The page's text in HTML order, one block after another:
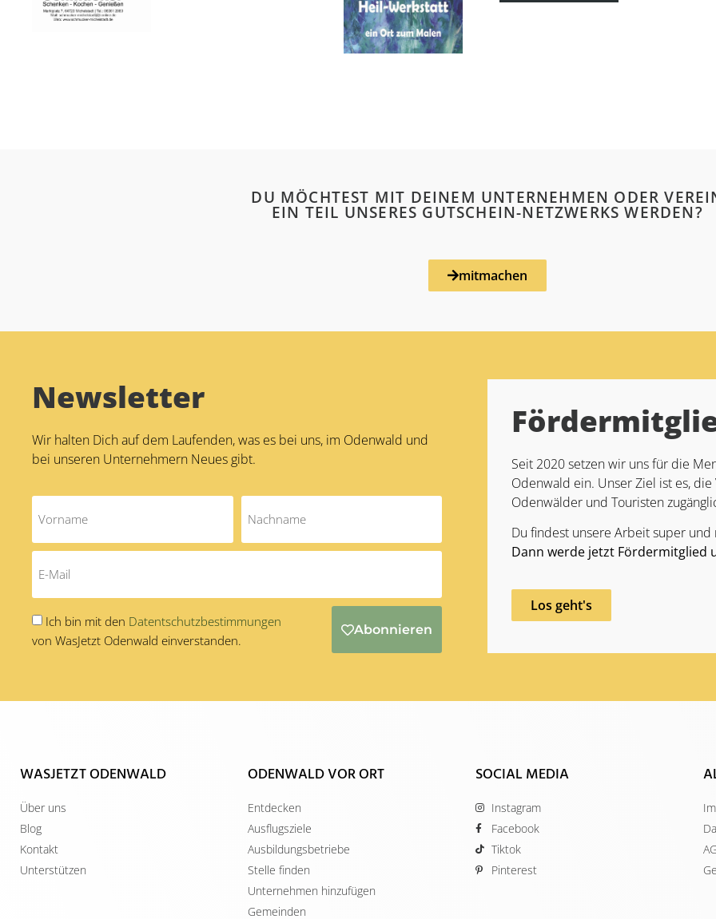
DU MÖCHTEST MIT DEINEM UNTERNEHMEN ODER
EIN TEIL UNSERES GUTSCHEIN-NETZWERKS WERDEN?
mitmachen
Newsletter
Wir halten Dich auf dem Laufenden, was es bei uns, im Odenwald und
bei unseren Unternehmern Neues gibt.
Ich bin mit den Datentschutzbestimmungen
von WasJetzt Odenwald einverstanden.
Abonnieren
Seit 2020 setzen wir uns für die
Odenwald ein. Unser Ziel ist es,
Odenwälder und Touristen
Du findest unsere Arbeit super
Dann werde jetzt Fördermitglied
Los geht's
WASJETZT ODENWALD
Über uns
Blog
Kontakt
Unterstützen
ODENWALD VOR ORT
Entdecken
Ausflugsziele
Ausbildungsbetriebe
Stelle finden
Unternehmen hinzufügen
Gemeinden
SOCIAL MEDIA
Instagram
Facebook
Tiktok
Pinterest